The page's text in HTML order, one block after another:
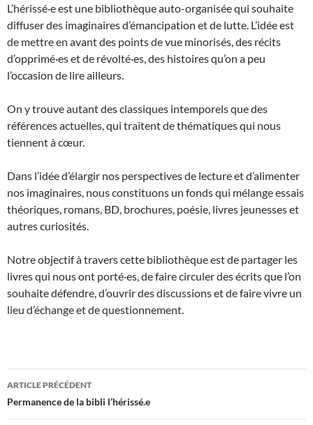
L’hérissé·e est une bibliothèque auto-organisée qui souhaite
diffuser des imaginaires d’émancipation et de lutte. L’idée est
de mettre en avant des points de vue minorisés, des récits
d’opprimé·es et de révolté·es, des histoires qu’on a peu
l’occasion de lire ailleurs.
On y trouve autant des classiques intemporels que des
références actuelles, qui traitent de thématiques qui nous
tiennent à cœur.
Dans l’idée d’élargir nos perspectives de lecture et d’alimenter
nos imaginaires, nous constituons un fonds qui mélange essais
théoriques, romans, BD, brochures, poésie, livres jeunesses et
autres curiosités.
Notre objectif à travers cette bibliothèque est de partager les
livres qui nous ont porté·es, de faire circuler des écrits que l’on
souhaite défendre, d’ouvrir des discussions et de faire vivre un
lieu d’échange et de questionnement.
Navigation
des
ARTICLE PRÉCÉDENT
Permanence de la bibli l’hérissé.e